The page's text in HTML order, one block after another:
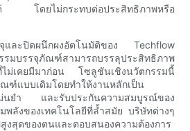
ด้ โดยไม่กระทบต่อประสิทธิภาพหรือ
จุและปิดผนึกผงอัตโนมัติของ Techflow
มบรรจุภัณฑ์สามารถบรรลุประสิทธิภาพ
ไม่เคยมีมาก่อน โซลูชันเชิงนวัตกรรมนี้
ฑ์แบบเดิมโดยทำให้งานหลักเป็น
ยำ และรับประกันความสมบูรณ์ของ
ลังของเทคโนโลยีที่ล้ำสมัย บริษัทต่างๆ
งสุดของตนและตอบสนองความต้องการ